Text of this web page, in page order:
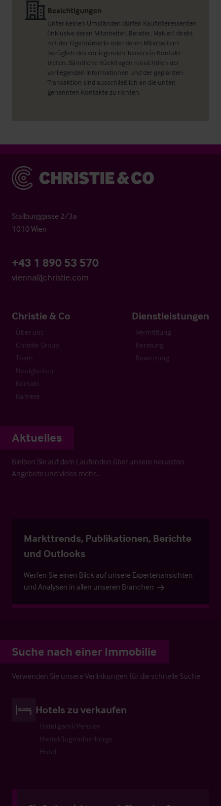
Besichtigungen
Unter keinen Umständen dürfen Kaufinteressenten
(inklusive deren Mitarbeiter, Berater, Makler) direkt
mit der Eigentümerin oder deren Mitarbeitern
bezüglich des vorliegenden Teasers in Kontakt
treten. Sämtliche Rückfragen hinsichtlich der
vorliegenden Informationen und der geplanten
Transaktion sind ausschließlich an die unten
genannten Kontakte zu richten.
Christie & Co
Stallburggasse 2/3a
1010 Wien
+43 1 890 53 570
vienna@christie.com
Christie & Co
Über uns
Christie Group
Team
Neuigkeiten
Kontakt
Karriere
Dienstleistungen
Vermittlung
Beratung
Bewertung
Aktuelles
Bleiben Sie auf dem Laufenden über unsere neuesten
Angebote und vieles mehr…
Markttrends, Publikationen, Berichte
und Outlooks
Werfen Sie einen Blick auf unsere Expertenansichten
und Analysen in allen unseren Branchen
Suche nach einer Immobilie
Verwenden Sie unsere Verlinkungen für die schnelle Suche.
Hotels zu verkaufen
Hotel garni/Pension
Hostel/Jugendherberge
Hotel